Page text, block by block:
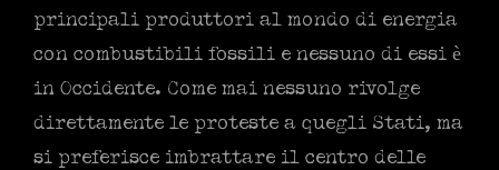
principali produttori al mondo di energia
con combustibili fossili e nessuno di essi è
in Occidente. Come mai nessuno rivolge
direttamente le proteste a quegli Stati, ma
si preferisce imbrattare il centro delle